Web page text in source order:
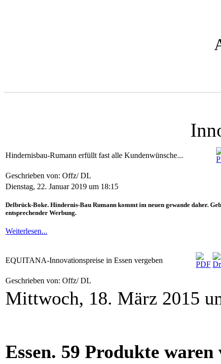
Hindernisbau-Rumann erfüllt fast alle Kundenwünsche...
Geschrieben von: Offz/ DL
Dienstag, 22. Januar 2019 um 18:15
Delbrück-Boke. Hindernis-Bau Rumann kommt im neuen gewande daher.
entsprechender Werbung.
Weiterlesen...
EQUITANA-Innovationspreise in Essen vergeben
Geschrieben von: Offz/ DL
Mittwoch, 18. März 2015
Essen. 59 Produkte waren